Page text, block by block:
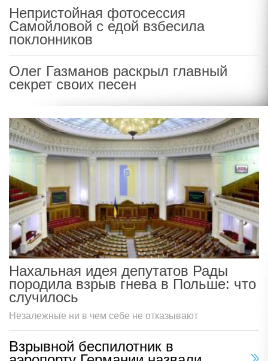
Непристойная фотосессия
Самойловой с едой взбесила
поклонников
Олег Газманов раскрыл главный
секрет своих песен
Нахальная идея депутатов Рады
породила взрыв гнева в Польше: что
случилось
Незалежные ни в чем себе не отказывают
Взрывной беспилотник в